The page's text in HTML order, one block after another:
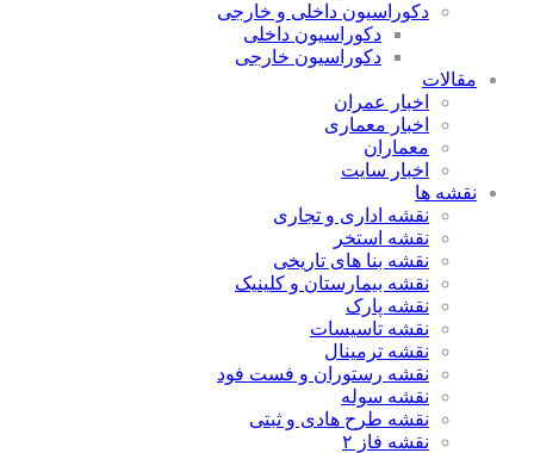
دکوراسیون داخلی و خارجی
دکوراسیون داخلی
دکوراسیون خارجی
مقالات
اخبار عمران
اخبار معماری
معماران
اخبار سایت
نقشه ها
نقشه اداری و تجاری
نقشه استخر
نقشه بنا های تاریخی
نقشه بیمارستان و کلینیک
نقشه پارک
نقشه تاسیسات
نقشه ترمینال
نقشه رستوران و فست فود
نقشه سوله
نقشه طرح هادی و ثبتی
نقشه فاز ۲